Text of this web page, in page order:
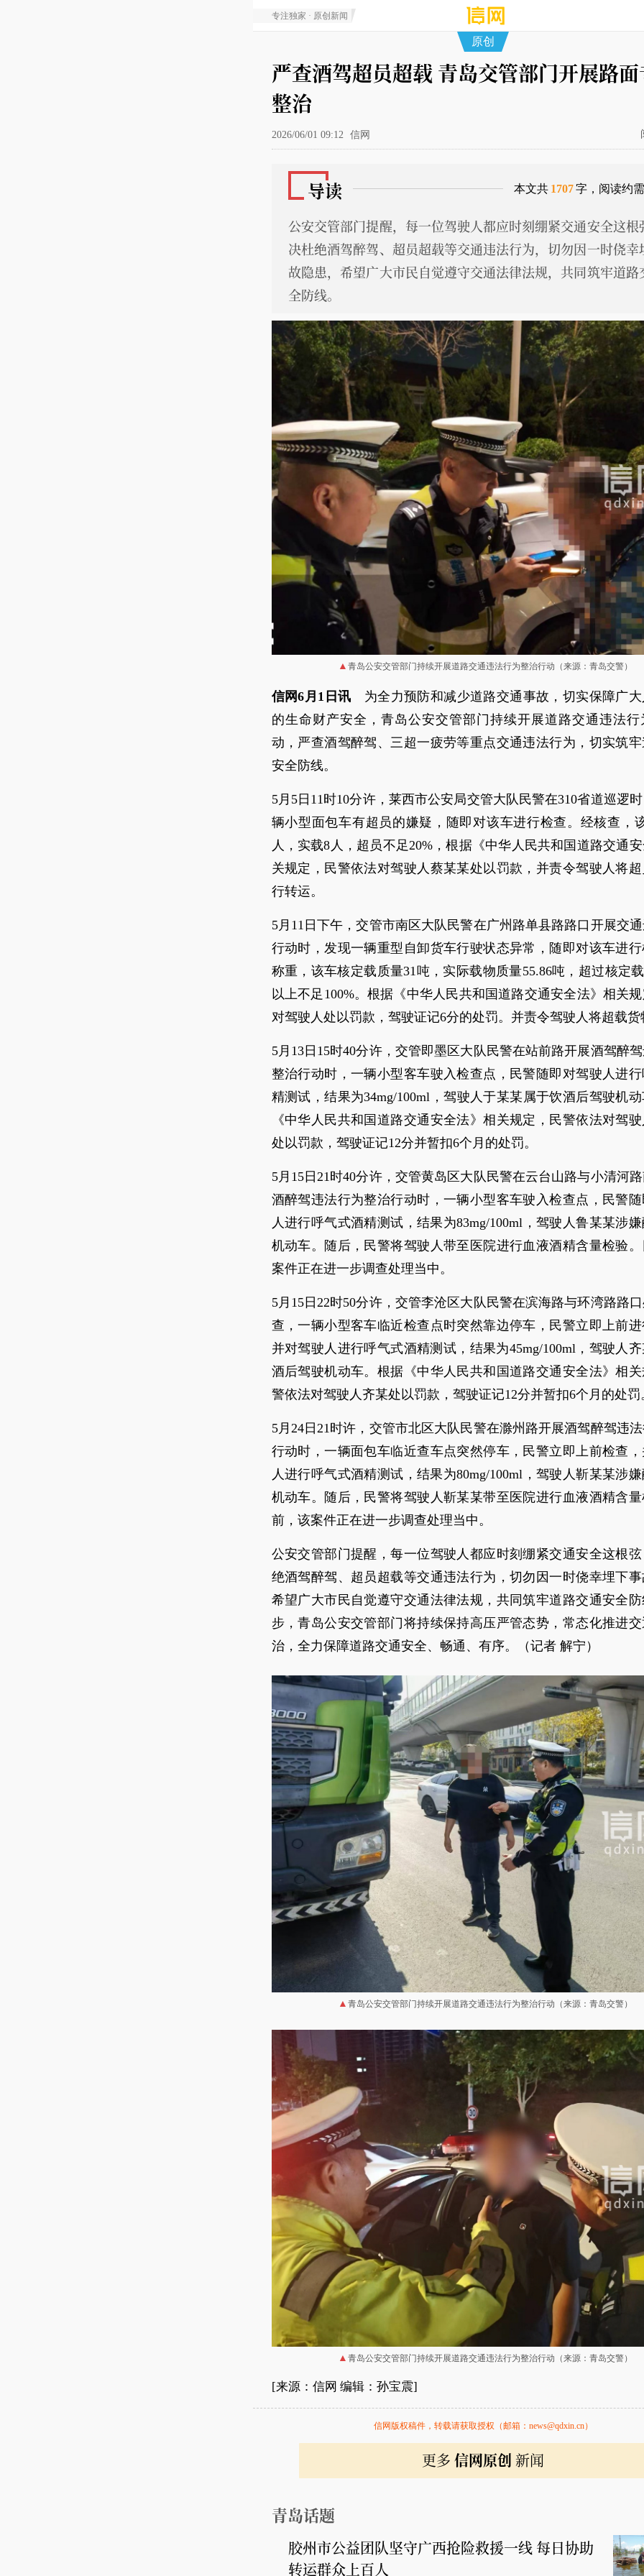
专注独家 · 原创新闻
原创
严查酒驾超员超载 青岛交管部门开展路
整治
2026/06/01 09:12 信网
导读 本文共 1707字，阅读约需
公安交管部门提醒，每一位驾驶人都应时刻绷紧交通安全这根
决杜绝酒驾醉驾、超员超载等交通违法行为，切勿因一时侥幸
故隐患，希望广大市民自觉遵守交通法律法规，共同筑牢道路
全防线。
青岛公安交管部门持续开展道路交通违法行为整治行动（来源：青岛交警）
信网6月1日讯 为全力预防和减少道路交通事故，切实保障广
的生命财产安全，青岛公安交管部门持续开展道路交通违法行
动，严查酒驾醉驾、三超一疲劳等重点交通违法行为，切实筑
安全防线。
5月5日11时10分许，莱西市公安局交管大队民警在310省道巡逻
辆小型面包车有超员的嫌疑，随即对该车进行检查。经核查，
人，实载8人，超员不足20%，根据《中华人民共和国道路交通
关规定，民警依法对驾驶人蔡某某处以罚款，并责令驾驶人将
行转运。
5月11日下午，交管市南区大队民警在广州路单县路路口开展交
行动时，发现一辆重型自卸货车行驶状态异常，随即对该车进
称重，该车核定载质量31吨，实际载物质量55.86吨，超过核定
以上不足100%。根据《中华人民共和国道路交通安全法》相关
对驾驶人处以罚款，驾驶证记6分的处罚。并责令驾驶人将超载货
5月13日15时40分许，交管即墨区大队民警在站前路开展酒驾醉
整治行动时，一辆小型客车驶入检查点，民警随即对驾驶人进
精测试，结果为34mg/100ml，驾驶人于某某属于饮酒后驾驶机
《中华人民共和国道路交通安全法》相关规定，民警依法对驾
处以罚款，驾驶证记12分并暂扣6个月的处罚。
5月15日21时40分许，交管黄岛区大队民警在云台山路与小清河
酒醉驾违法行为整治行动时，一辆小型客车驶入检查点，民警
人进行呼气式酒精测试，结果为83mg/100ml，驾驶人鲁某某涉
机动车。随后，民警将驾驶人带至医院进行血液酒精含量检验
案件正在进一步调查处理当中。
5月15日22时50分许，交管李沧区大队民警在滨海路与环湾路路
查，一辆小型客车临近检查点时突然靠边停车，民警立即上前
并对驾驶人进行呼气式酒精测试，结果为45mg/100ml，驾驶人
酒后驾驶机动车。根据《中华人民共和国道路交通安全法》相
警依法对驾驶人齐某处以罚款，驾驶证记12分并暂扣6个月的处罚
5月24日21时许，交管市北区大队民警在滁州路开展酒驾醉驾违
行动时，一辆面包车临近查车点突然停车，民警立即上前检查
人进行呼气式酒精测试，结果为80mg/100ml，驾驶人靳某某涉
机动车。随后，民警将驾驶人靳某某带至医院进行血液酒精含
前，该案件正在进一步调查处理当中。
公安交管部门提醒，每一位驾驶人都应时刻绷紧交通安全这根
绝酒驾醉驾、超员超载等交通违法行为，切勿因一时侥幸埋下
希望广大市民自觉遵守交通法律法规，共同筑牢道路交通安全
步，青岛公安交管部门将持续保持高压严管态势，常态化推进
治，全力保障道路交通安全、畅通、有序。（记者 解宁）
青岛公安交管部门持续开展道路交通违法行为整治行动（来源：青岛交警）
青岛公安交管部门持续开展道路交通违法行为整治行动（来源：青岛交警）
[来源：信网 编辑：孙宝震]
信网版权稿件，转载请获取授权（邮箱：news@qdxin.cn）
更多 信网原创 新闻
青岛话题
胶州市公益团队坚守广西抢险救援一线 每日协助
转运群众上百人